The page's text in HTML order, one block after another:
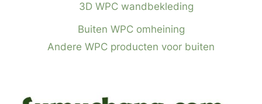
3D WPC wandbekleding
Buiten WPC omheining
Andere WPC producten voor buiten